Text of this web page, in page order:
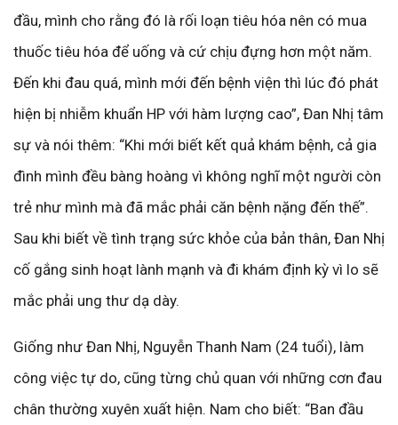
đầu, mình cho rằng đó là rối loạn tiêu hóa nên có mua
thuốc tiêu hóa để uống và cứ chịu đựng hơn một năm.
Đến khi đau quá, mình mới đến bệnh viện thì lúc đó phát
hiện bị nhiễm khuẩn HP với hàm lượng cao”, Đan Nhị tâm
sự và nói thêm: “Khi mới biết kết quả khám bệnh, cả gia
đình mình đều bàng hoàng vì không nghĩ một người còn
trẻ như mình mà đã mắc phải căn bệnh nặng đến thế”.
Sau khi biết về tình trạng sức khỏe của bản thân, Đan Nhị
cố gắng sinh hoạt lành mạnh và đi khám định kỳ vì lo sẽ
mắc phải ung thư dạ dày.
Giống như Đan Nhị, Nguyễn Thanh Nam (24 tuổi), làm
công việc tự do, cũng từng chủ quan với những cơn đau
chân thường xuyên xuất hiện. Nam cho biết: “Ban đầu